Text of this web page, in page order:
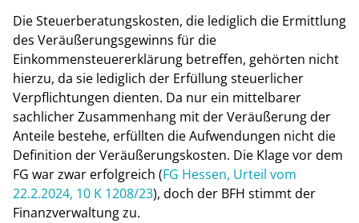
Die Steuerberatungskosten, die lediglich die Ermittlung
des Veräußerungsgewinns für die
Einkommensteuererklärung betreffen, gehörten nicht
hierzu, da sie lediglich der Erfüllung steuerlicher
Verpflichtungen dienten. Da nur ein mittelbarer
sachlicher Zusammenhang mit der Veräußerung der
Anteile bestehe, erfüllten die Aufwendungen nicht die
Definition der Veräußerungskosten. Die Klage vor dem
FG war zwar erfolgreich (FG Hessen, Urteil vom
22.2.2024, 10 K 1208/23), doch der BFH stimmt der
Finanzverwaltung zu.